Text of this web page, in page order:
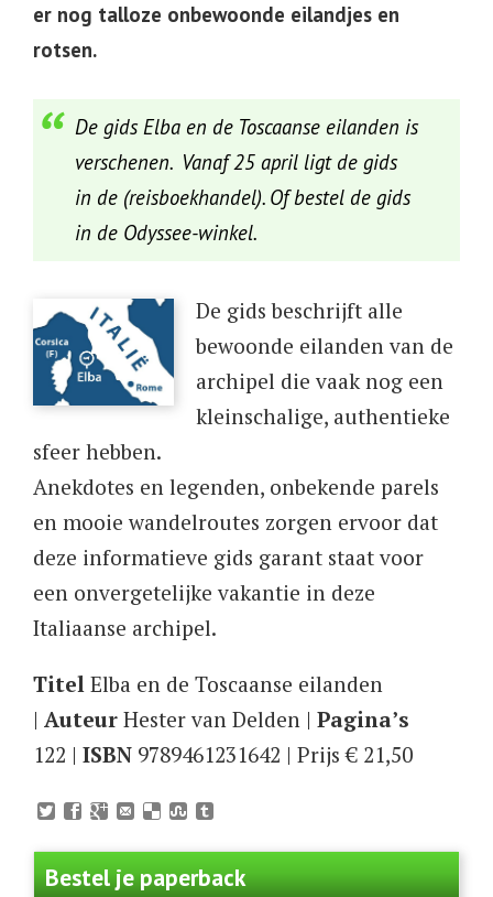
Bestel je paperback
er nog talloze onbewoonde eilandjes en
rotsen.
De gids Elba en de Toscaanse eilanden is
verschenen. Vanaf 25 april ligt de gids
in de (reisboekhandel). Of bestel de gids
in de Odyssee-winkel.
De gids beschrijft alle
bewoonde eilanden van de
archipel die vaak nog een
kleinschalige, authentieke
sfeer hebben.
Anekdotes en legenden, onbekende parels
en mooie wandelroutes zorgen ervoor dat
deze informatieve gids garant staat voor
een onvergetelijke vakantie in deze
Italiaanse archipel.
Titel Elba en de Toscaanse eilanden
| Auteur Hester van Delden | Pagina’s
122 | ISBN 9789461231642 | Prijs € 21,50